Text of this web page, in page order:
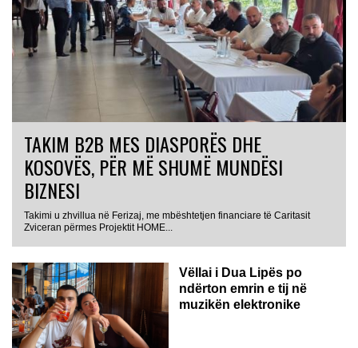
TAKIM B2B MES DIASPORËS DHE
KOSOVËS, PËR MË SHUMË MUNDËSI
BIZNESI
Takimi u zhvillua në Ferizaj, me mbështetjen financiare të Caritasit
Zviceran përmes Projektit HOME...
Vëllai i Dua Lipës po
ndërton emrin e tij në
muzikën elektronike
GJERMANI